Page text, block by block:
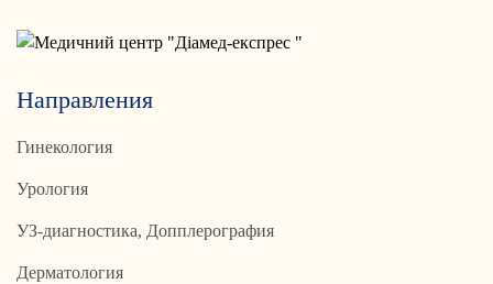
Направления
Гинекология
Урология
УЗ-диагностика, Допплерография
Дерматология